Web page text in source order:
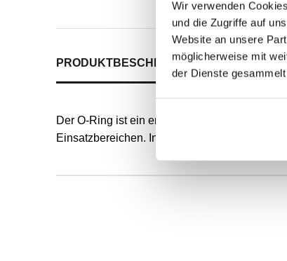
Wir verwenden
und die Zugriffe auf
Website an unsere
möglicherweise mit
der Dienste gesammelt
PRODUKTBESCHREIBUNGALLE
Der O-Ring ist ein endlos formvulkanisierter,
Einsatzbereichen. Innendurchmesser und